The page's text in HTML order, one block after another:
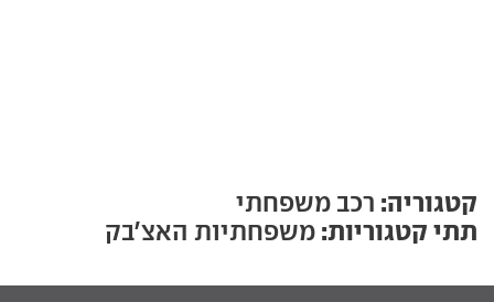
קטגוריה: רכב משפחתי
תתי קטגוריות: משפחתיות האצ'בק